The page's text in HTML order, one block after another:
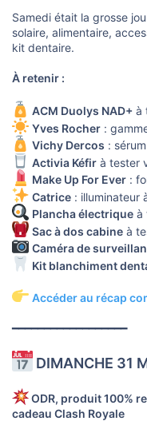
Samedi était la grosse
solaire, alimentaire,
kit dentaire.
À retenir :
ACM Duolys NAD+à
Yves Rocher:
Vichy Dercos :
Activia Kéfirà tester
Make Up For Ever:
Catrice: illuminateur
Plancha électriqueà
Sac à dos cabineà
Caméra de
Kit blanchiment
Accéder au récap
━━━━━━━━━━━━━━━━━━
DIMANCHE 31
ODR, produit 100%
cadeau Clash Royale